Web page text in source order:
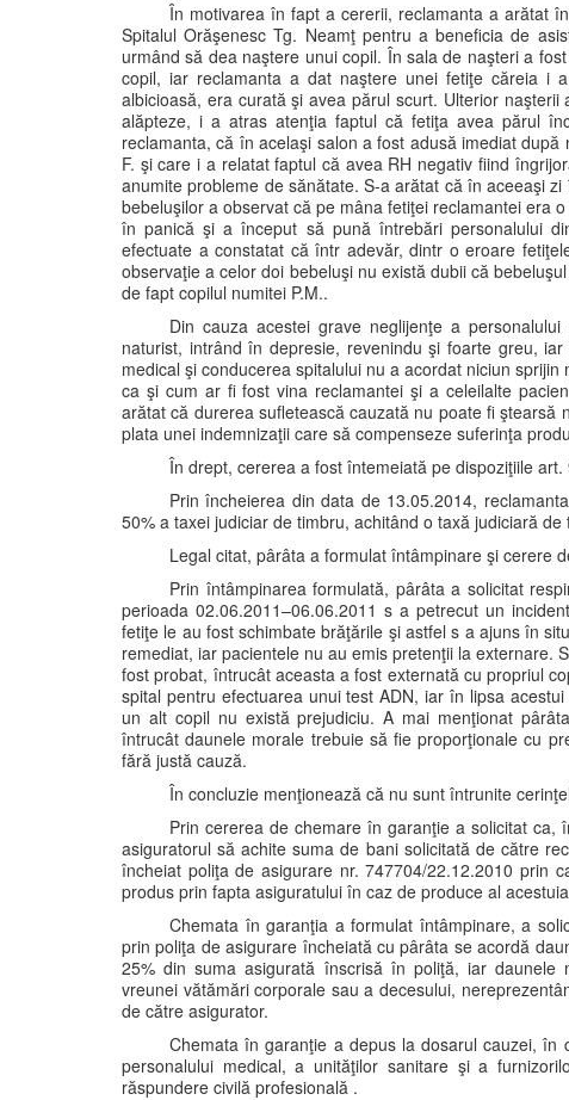
În motivarea în fapt a cererii, reclamanta a arătat
Spitalul Orăşenesc Tg. Neamţ pentru a beneficia de
urmând să dea naştere unui copil. În sala de naşteri a
copil, iar reclamanta a dat naştere unei fetiţe căreia i
albicioasă, era curată şi avea părul scurt. Ulterior
alăpteze, i a atras atenţia faptul că fetiţa avea părul
reclamanta, că în acelaşi salon a fost adusă imediat
F. şi care i a relatat faptul că avea RH negativ fiind
anumite probleme de sănătate. S-a arătat că în aceeaşi
bebeluşilor a observat că pe mâna fetiţei reclamantei era
în panică şi a început să pună întrebări personalului
efectuate a constatat că într adevăr, dintr o eroare
observaţie a celor doi bebeluşi nu există dubii că
de fapt copilul numitei P.M..
Din cauza acestei grave neglijenţe a
naturist, intrând în depresie, revenindu şi foarte greu,
medical şi conducerea spitalului nu a acordat niciun
ca şi cum ar fi fost vina reclamantei şi a celeilalte
arătat că durerea sufletească cauzată nu poate fi
plata unei indemnizaţii care să compenseze suferinţa
În drept, cererea a fost întemeiată pe dispoziţiile
Prin încheierea din data de 13.05.2014,
50% a taxei judiciar de timbru, achitând o taxă judiciară
Legal citat, pârâta a formulat întâmpinare şi cerere
Prin întâmpinarea formulată, pârâta a solicitat
perioada 02.06.2011–06.06.2011 s a petrecut un
fetiţe le au fost schimbate brăţările şi astfel s a ajuns în
remediat, iar pacientele nu au emis pretenţii la externare.
fost probat, întrucât aceasta a fost externată cu propriul
spital pentru efectuarea unui test ADN, iar în lipsa
un alt copil nu există prejudiciu. A mai menţionat
întrucât daunele morale trebuie să fie proporţionale cu
fără justă cauză.
În concluzie menţionează că nu sunt întrunite
Prin cererea de chemare în garanţie a solicitat
asiguratorul să achite suma de bani solicitată de către
încheiat poliţa de asigurare nr. 747704/22.12.2010 prin
produs prin fapta asiguratului în caz de produce al
Chemata în garanţia a formulat întâmpinare, a
prin poliţa de asigurare încheiată cu pârâta se acordă
25% din suma asigurată înscrisă în poliţă, iar daunele
vreunei vătămări corporale sau a decesului,
de către asigurator.
Chemata în garanţie a depus la dosarul cauzei, în
personalului medical, a unităţilor sanitare şi a
răspundere civilă profesională .